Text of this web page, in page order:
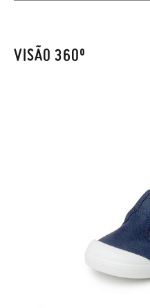
também será gratuita. Não
VISÃO 360º